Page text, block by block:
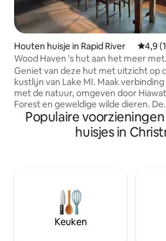
Houten huisje in Rapid River
4,9
Wood Haven 's hut aan het meer met
een prachtig uitzicht
Geniet van deze hut met uitzicht op
kustlijn van Lake MI. Maak verbinding
met de natuur, omgeven door
Forest en geweldige wilde dieren. De
open plattegrond & artistieke
zorgt voor een gezellige sfeer. 4
slaapplaatsen op loftslaapkamer en 1
plek zal u inspireren om terug te keren
jaar na jaar. Deze hut maakt deel uit
Wood Haven Estate. ***Beperkte
toegang tot het meer vanwege lage
Populaire
huisjes in
Keuken